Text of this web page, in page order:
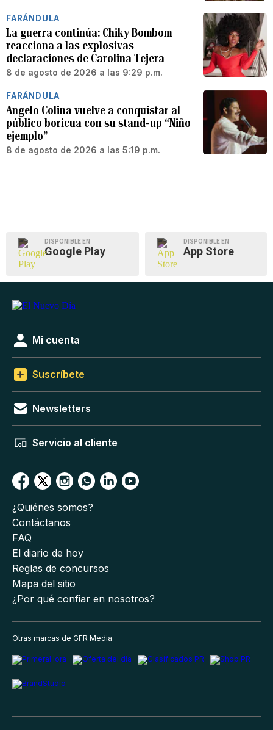
FARÁNDULA
La guerra continúa: Chiky Bombom
reacciona a las explosivas
declaraciones de Carolina Tejera
8 de agosto de 2026 a las 9:29 p.m.
FARÁNDULA
Angelo Colina vuelve a conquistar al
público boricua con su stand-up “Niño
ejemplo”
8 de agosto de 2026 a las 5:19 p.m.
DISPONIBLE EN
Google Play
DISPONIBLE EN
App Store
Mi cuenta
Suscríbete
Newsletters
Servicio al cliente
¿Quiénes somos?
Contáctanos
FAQ
El diario de hoy
Reglas de concursos
Mapa del sitio
¿Por qué confiar en nosotros?
Otras marcas de GFR Media